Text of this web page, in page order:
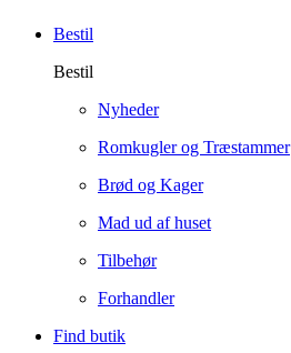
Bestil
Bestil
Nyheder
Romkugler og Træstammer
Brød og Kager
Mad ud af huset
Tilbehør
Forhandler
Find butik